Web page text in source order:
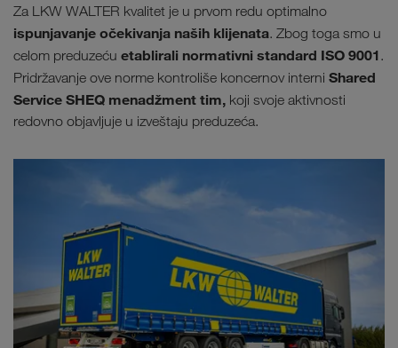
Za LKW WALTER kvalitet je u prvom redu optimalno
ispunjavanje očekivanja naših klijenata. Zbog toga smo u
celom preduzeću etablirali normativni standard ISO 9001.
Pridržavanje ove norme kontroliše koncernov interni Shared
Service SHEQ menadžment tim, koji svoje aktivnosti
redovno objavljuje u izveštaju preduzeća.